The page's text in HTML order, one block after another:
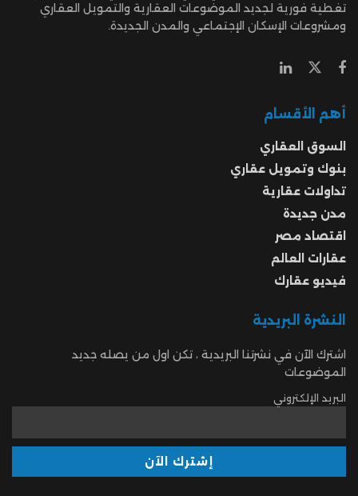
تغطية فورية لجديد الموضوعات العقارية والتمويل العقاري
ومشروعات الإسكان الإجتماعي والمدن الجديدة.
أهم الأقسام
السوق العقاري
بنوك وتمويل عقاري
تداولات عقارية
مدن جديدة
اقتصاد مصر
عقارات العالم
فيديو عقارك
النشرة البريدية
اشترك الآن في نشرتنا البريدية ، تكن اول من يصله جديد
الموضوعات
البريد الإلكتروني